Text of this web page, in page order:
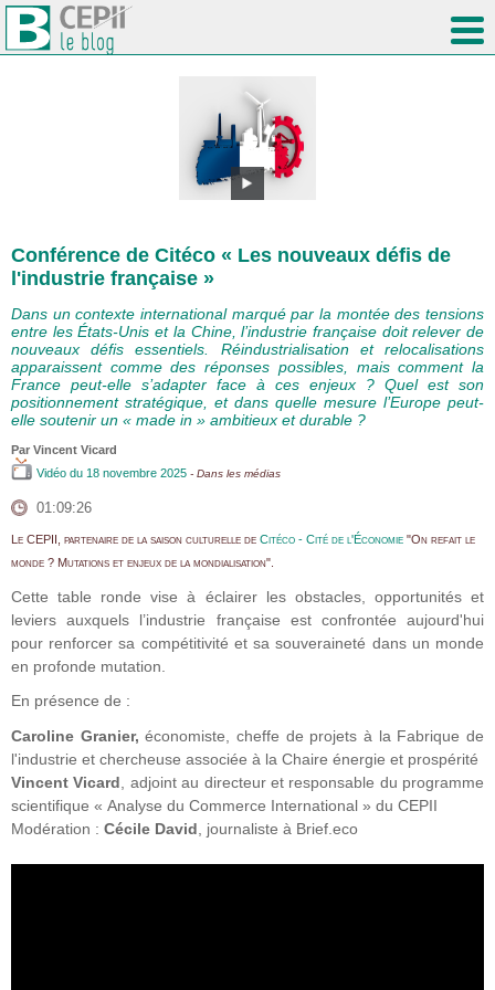
Conférence de Citéco « Les nouveaux défis de
l'industrie française »
Dans un contexte international marqué par la montée des tensions
entre les États-Unis et la Chine, l’industrie française doit relever de
nouveaux défis essentiels. Réindustrialisation et relocalisations
apparaissent comme des réponses possibles, mais comment la
France peut-elle s’adapter face à ces enjeux ? Quel est son
positionnement stratégique, et dans quelle mesure l’Europe peut-
elle soutenir un « made in » ambitieux et durable ?
Par Vincent Vicard
Vidéo du 18 novembre 2025 - Dans les médias
01:09:26
Le CEPII, partenaire de la saison culturelle de Citéco - Cité de l'Économie "On refait le
monde ? Mutations et enjeux de la mondialisation".
Cette table ronde vise à éclairer les obstacles, opportunités et
leviers auxquels l’industrie française est confrontée aujourd'hui
pour renforcer sa compétitivité et sa souveraineté dans un monde
en profonde mutation.
En présence de :
Caroline Granier,économiste, cheffe de projets à la Fabrique de
l'industrie et chercheuse associée à la Chaire énergie et prospérité
Vincent Vicard , adjoint au directeur et responsable du programme
scientifique « Analyse du Commerce International » du CEPII
Modération : Cécile David , journaliste à Brief.eco